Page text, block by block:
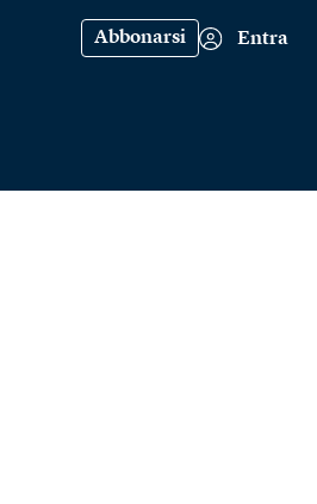
Abbonarsi Entra